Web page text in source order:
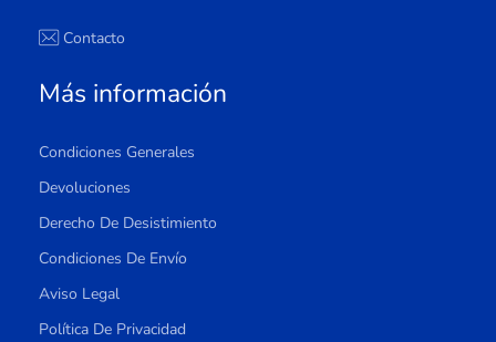
Contacto
Más información
Condiciones Generales
Devoluciones
Derecho De Desistimiento
Condiciones De Envío
Aviso Legal
Política De Privacidad